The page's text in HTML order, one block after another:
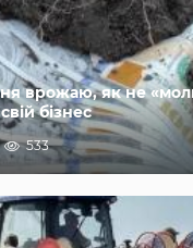
врожаю, як не
бізнес
533